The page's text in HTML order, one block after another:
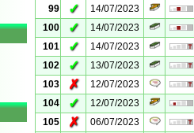
99
✓ 14/07/2023
100
✓ 14/07/2023
101
✓ 14/07/2023
102
✓ 13/07/2023
103
✗ 12/07/2023
104
✓ 12/07/2023
105
✗ 06/07/2023